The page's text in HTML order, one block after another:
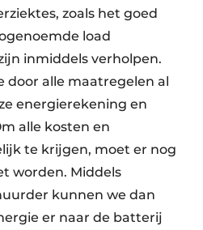
zoals het goed
load
inmiddels verholpen.
door alle maatregelen al
energierekening en
alle kosten en
te krijgen, moet er nog
worden. Middels
kunnen we dan
er naar de batterij